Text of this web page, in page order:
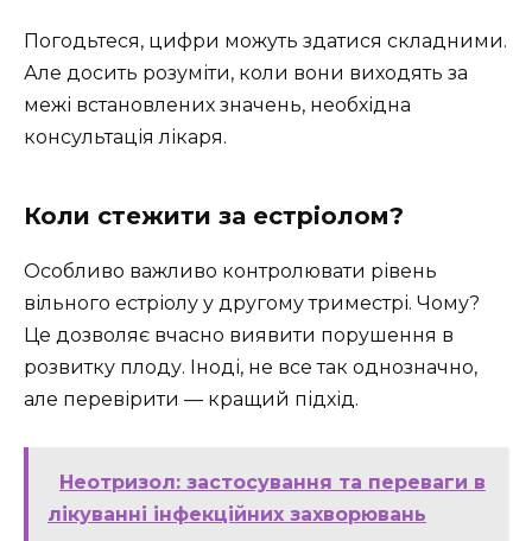
Погодьтеся, цифри можуть здатися складними.
Але досить розуміти, коли вони виходять за
межі встановлених значень, необхідна
консультація лікаря.
Коли стежити за естріолом?
Особливо важливо контролювати рівень
вільного естріолу у другому триместрі. Чому?
Це дозволяє вчасно виявити порушення в
розвитку плоду. Іноді, не все так однозначно,
але перевірити — кращий підхід.
Неотризол: застосування та переваги в
лікуванні інфекційних захворювань